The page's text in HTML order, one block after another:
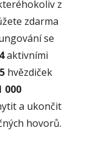
z
zdarma
se
aktivními
hvězdiček
000
a ukončit
hovorů.